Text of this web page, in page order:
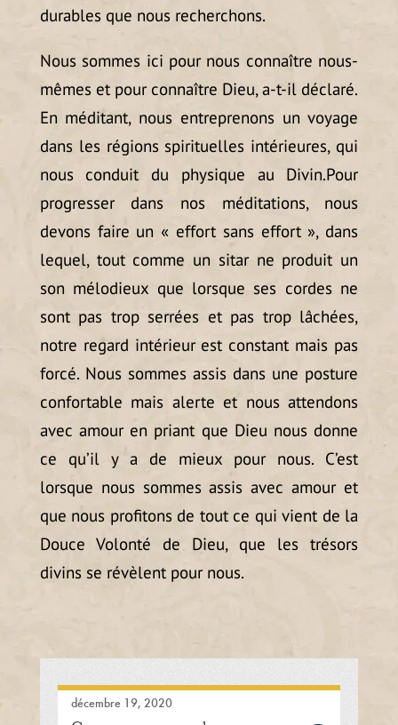
durables que nous recherchons.
Nous sommes ici pour nous connaître nous-
mêmes et pour connaître Dieu, a-t-il déclaré.
En méditant, nous entreprenons un voyage
dans les régions spirituelles intérieures, qui
nous conduit du physique au Divin.Pour
progresser dans nos méditations, nous
devons faire un « effort sans effort », dans
lequel, tout comme un sitar ne produit un
son mélodieux que lorsque ses cordes ne
sont pas trop serrées et pas trop lâchées,
notre regard intérieur est constant mais pas
forcé. Nous sommes assis dans une posture
confortable mais alerte et nous attendons
avec amour en priant que Dieu nous donne
ce qu’il y a de mieux pour nous. C’est
lorsque nous sommes assis avec amour et
que nous profitons de tout ce qui vient de la
Douce Volonté de Dieu, que les trésors
divins se révèlent pour nous.
décembre 19, 2020